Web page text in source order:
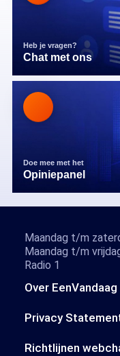
Heb je vragen?
Chat met ons
Doe mee met het
Opiniepanel
Over EenVandaag
Privacy
Richtlijnen
Maandag t/m
Maandag t/m
Radio 1